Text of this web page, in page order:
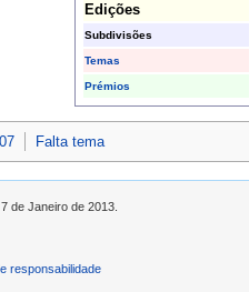
Edições
Subdivisões
Temas
Prémios
Falta tema
de Janeiro de 2013.
responsabilidade